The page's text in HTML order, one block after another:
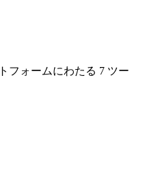
フォームにわたる 7 ツー